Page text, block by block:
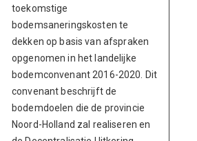
toekomstige
bodemsaneringskosten te
dekken op basis van afspraken
opgenomen in het landelijke
bodemconvenant 2016-2020. Dit
convenant beschrijft de
bodemdoelen die de provincie
Noord-Holland zal realiseren en